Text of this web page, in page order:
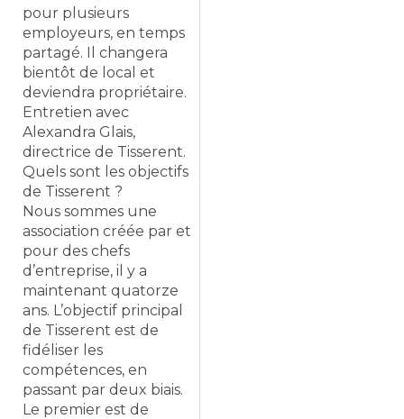
pour plusieurs
employeurs, en temps
partagé. Il changera
bientôt de local et
deviendra propriétaire.
Entretien avec
Alexandra Glais,
directrice de Tisserent.
Quels sont les objectifs
de Tisserent ?
Nous sommes une
association créée par et
pour des chefs
d’entreprise, il y a
maintenant quatorze
ans. L’objectif principal
de Tisserent est de
fidéliser les
compétences, en
passant par deux biais.
Le premier est de